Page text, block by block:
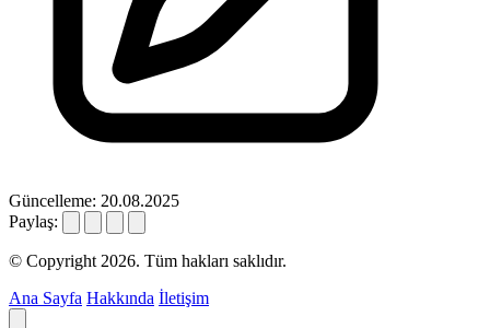
Güncelleme: 20.08.2025
Paylaş:
© Copyright 2026. Tüm hakları saklıdır.
Ana Sayfa Hakkında İletişim